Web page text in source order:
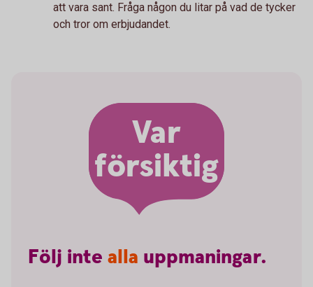
att vara sant. Fråga någon du litar på vad de tycker
och tror om erbjudandet.
Var
försiktig
Följ inte alla uppmaningar.